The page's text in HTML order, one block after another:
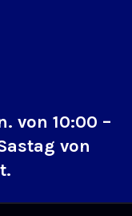
von 10:00 –
von